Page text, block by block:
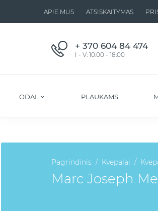
APIE MUS ATSISKAITYMAS
+ 370 604 84 474
I - V: 10:00 - 18:00
ODAI PLAUKAMS
Pagrindinis Kvepalai
Marc Joseph